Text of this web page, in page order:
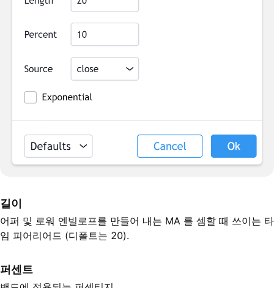
길이
어퍼 및 로워 엔빌로프를 만들어 내는 MA 를 셈할 때 쓰이는 타
임 피어리어드 (디폴트는 20).
퍼센트